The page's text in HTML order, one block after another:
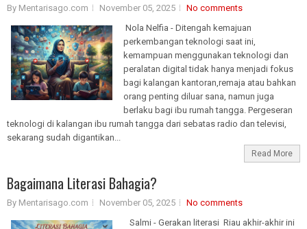
By Mentarisago.com November 05, 2025
No comments
Nola Nelfia - Ditengah kemajuan
perkembangan teknologi saat ini,
kemampuan menggunakan teknologi dan
peralatan digital tidak hanya menjadi fokus
bagi kalangan kantoran,remaja atau bahkan
orang penting diluar sana, namun juga
berlaku bagi ibu rumah tangga. Pergeseran
teknologi di kalangan ibu rumah tangga dari sebatas radio dan televisi,
sekarang sudah digantikan...
Read More
Bagaimana Literasi Bahagia?
By Mentarisago.com November 05, 2025
No comments
Salmi - Gerakan literasi Riau akhir-akhir ini